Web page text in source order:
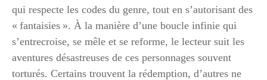
qui respecte les codes du genre, tout en s’autorisant des
« fantaisies ». À la manière d’une boucle infinie qui
s’entrecroise, se mêle et se reforme, le lecteur suit les
aventures désastreuses de ces personnages souvent
torturés. Certains trouvent la rédemption, d’autres ne